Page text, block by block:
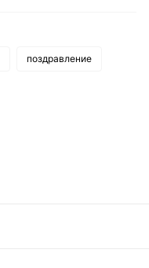
поздравление